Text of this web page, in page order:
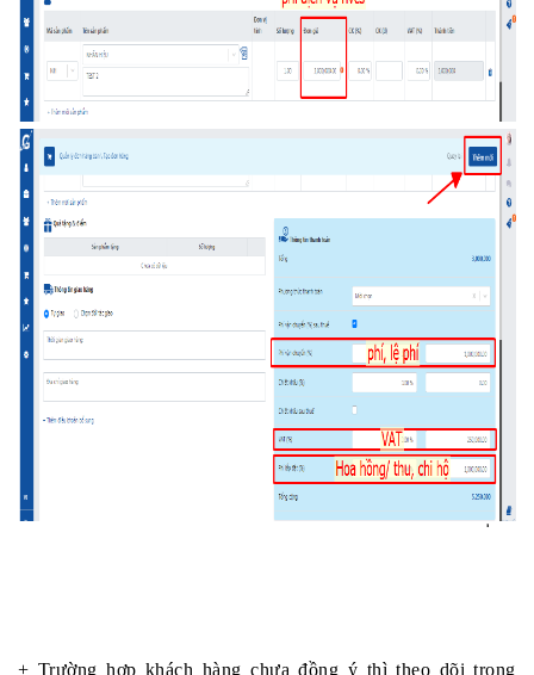
+ Trường hợp khách hàng chưa đồng ý thì theo dõi trong